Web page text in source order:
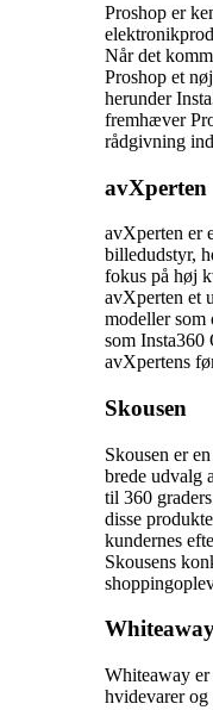
Proshop er
Når det
Proshop et
herunder
fremhæver
rådgivning
avXperten
avXperten er
billedudstyr,
fokus på høj
avXperten et
modeller som
som Insta360
avXpertens
Skousen
Skousen er
brede udvalg
til 360
disse
kundernes
Skousens
Whiteaway
hvidevarer